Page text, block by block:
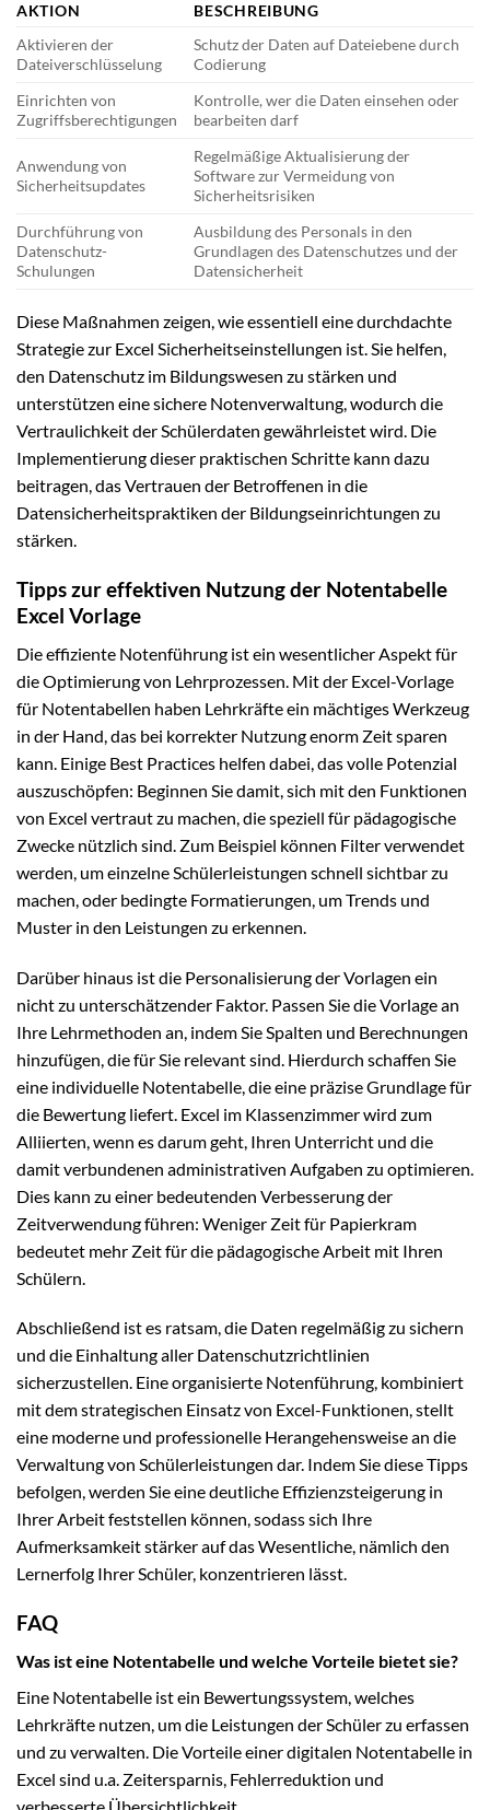
AKTION
BESCHREIBUNG
Aktivieren der
Dateiverschlüsselung
Schutz der Daten auf Dateiebene durch
Codierung
Einrichten von
Zugriffsberechtigungen
Kontrolle, wer die Daten einsehen oder
bearbeiten darf
Anwendung von
Sicherheitsupdates
Regelmäßige Aktualisierung der
Software zur Vermeidung von
Sicherheitsrisiken
Durchführung von
Datenschutz-
Schulungen
Ausbildung des Personals in den
Grundlagen des Datenschutzes und der
Datensicherheit
Diese Maßnahmen zeigen, wie essentiell eine durchdachte
Strategie zur Excel Sicherheitseinstellungen ist. Sie helfen,
den Datenschutz im Bildungswesen zu stärken und
unterstützen eine sichere Notenverwaltung, wodurch die
Vertraulichkeit der Schülerdaten gewährleistet wird. Die
Implementierung dieser praktischen Schritte kann dazu
beitragen, das Vertrauen der Betroffenen in die
Datensicherheitspraktiken der Bildungseinrichtungen zu
stärken.
Tipps zur effektiven Nutzung der Notentabelle
Excel Vorlage
Die effiziente Notenführung ist ein wesentlicher Aspekt für
die Optimierung von Lehrprozessen. Mit der Excel-Vorlage
für Notentabellen haben Lehrkräfte ein mächtiges Werkzeug
in der Hand, das bei korrekter Nutzung enorm Zeit sparen
kann. Einige Best Practices helfen dabei, das volle Potenzial
auszuschöpfen: Beginnen Sie damit, sich mit den Funktionen
von Excel vertraut zu machen, die speziell für pädagogische
Zwecke nützlich sind. Zum Beispiel können Filter verwendet
werden, um einzelne Schülerleistungen schnell sichtbar zu
machen, oder bedingte Formatierungen, um Trends und
Muster in den Leistungen zu erkennen.
Darüber hinaus ist die Personalisierung der Vorlagen ein
nicht zu unterschätzender Faktor. Passen Sie die Vorlage an
Ihre Lehrmethoden an, indem Sie Spalten und Berechnungen
hinzufügen, die für Sie relevant sind. Hierdurch schaffen Sie
eine individuelle Notentabelle, die eine präzise Grundlage für
die Bewertung liefert. Excel im Klassenzimmer wird zum
Alliierten, wenn es darum geht, Ihren Unterricht und die
damit verbundenen administrativen Aufgaben zu optimieren.
Dies kann zu einer bedeutenden Verbesserung der
Zeitverwendung führen: Weniger Zeit für Papierkram
bedeutet mehr Zeit für die pädagogische Arbeit mit Ihren
Schülern.
Abschließend ist es ratsam, die Daten regelmäßig zu sichern
und die Einhaltung aller Datenschutzrichtlinien
sicherzustellen. Eine organisierte Notenführung, kombiniert
mit dem strategischen Einsatz von Excel-Funktionen, stellt
eine moderne und professionelle Herangehensweise an die
Verwaltung von Schülerleistungen dar. Indem Sie diese Tipps
befolgen, werden Sie eine deutliche Effizienzsteigerung in
Ihrer Arbeit feststellen können, sodass sich Ihre
Aufmerksamkeit stärker auf das Wesentliche, nämlich den
Lernerfolg Ihrer Schüler, konzentrieren lässt.
FAQ
Was ist eine Notentabelle und welche Vorteile bietet sie?
Eine Notentabelle ist ein Bewertungssystem, welches
Lehrkräfte nutzen, um die Leistungen der Schüler zu erfassen
und zu verwalten. Die Vorteile einer digitalen Notentabelle in
Excel sind u.a. Zeitersparnis, Fehlerreduktion und